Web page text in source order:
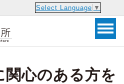
Select Language ▼
心のある方を